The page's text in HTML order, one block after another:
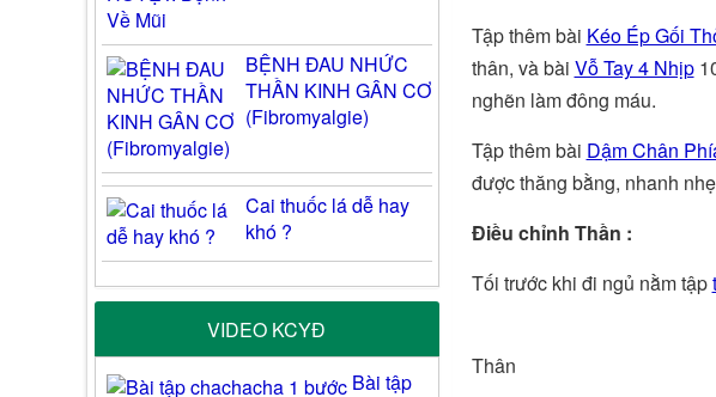
Tập thêm bài Kéo Ép Gối
thân, và bài Vỗ Tay 4 Nhịp
nghẽn làm đông máu.
Tập thêm bài Dậm Chân
được thăng bằng, nhanh
Điều chỉnh Thần :
Tối trước khi đi ngủ nằm tập
Thân
BỆNH ĐAU NHỨC
THẦN KINH GÂN CƠ
(Fibromyalgie)
Cai thuốc lá dễ hay
khó ?
VIDEO KCYĐ
Bài tập